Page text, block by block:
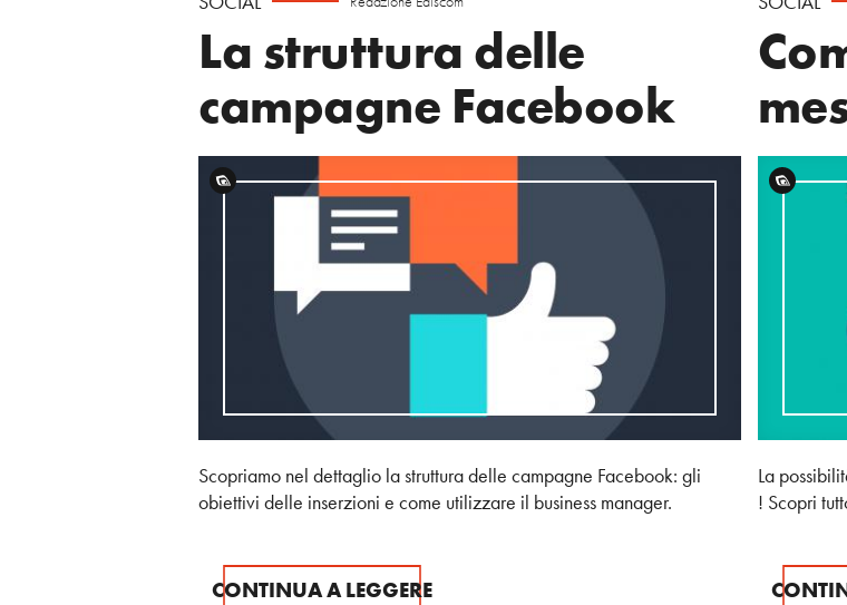
La struttura delle
campagne Facebook
Scopriamo nel dettaglio la struttura delle campagne Facebook: gli
obiettivi delle inserzioni e come utilizzare il business manager.
CONTINUA A LEGGERE
La
! Scopri